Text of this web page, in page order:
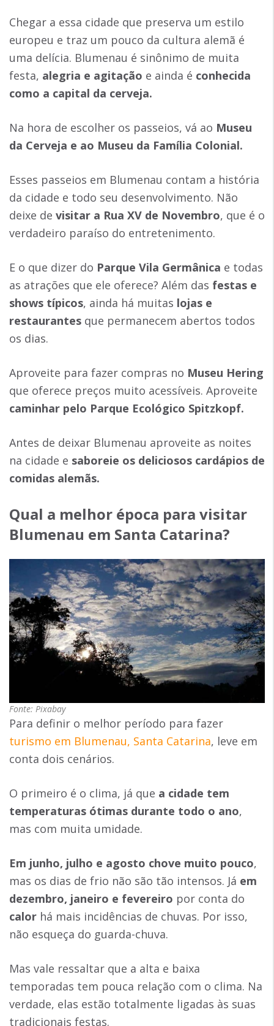
Chegar a essa cidade que preserva um estilo
europeu e traz um pouco da cultura alemã é
uma delícia. Blumenau é sinônimo de muita
festa, alegria e agitação e ainda é conhecida
como a capital da cerveja.
Na hora de escolher os passeios, vá ao Museu
da Cerveja e ao Museu da Família Colonial.
Esses passeios em Blumenau contam a história
da cidade e todo seu desenvolvimento. Não
deixe de visitar a Rua XV de Novembro, que é o
verdadeiro paraíso do entretenimento.
E o que dizer do Parque Vila Germânica e todas
as atrações que ele oferece? Além das festas e
shows típicos, ainda há muitas lojas e
restaurantes que permanecem abertos todos
os dias.
Aproveite para fazer compras no Museu Hering
que oferece preços muito acessíveis. Aproveite
caminhar pelo Parque Ecológico Spitzkopf.
Antes de deixar Blumenau aproveite as noites
na cidade e saboreie os deliciosos cardápios de
comidas alemãs.
Qual a melhor época para visitar
Blumenau em Santa Catarina?
Fonte: Pixabay
Para definir o melhor período para fazer
turismo em Blumenau, Santa Catarina, leve em
conta dois cenários.
O primeiro é o clima, já que a cidade tem
temperaturas ótimas durante todo o ano,
mas com muita umidade.
Em junho, julho e agosto chove muito pouco,
mas os dias de frio não são tão intensos. Já em
dezembro, janeiro e fevereiro por conta do
calor há mais incidências de chuvas. Por isso,
não esqueça do guarda-chuva.
Mas vale ressaltar que a alta e baixa
temporadas tem pouca relação com o clima. Na
verdade, elas estão totalmente ligadas às suas
tradicionais festas.